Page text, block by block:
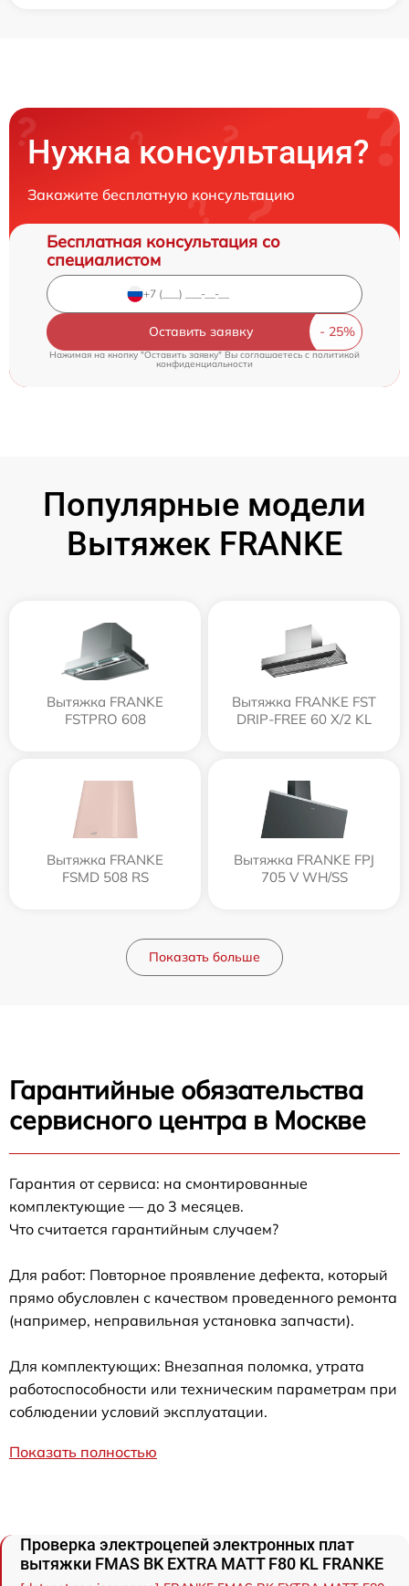
Нужна консультация?
Закажите бесплатную консультацию
Бесплатная консультация со
специалистом
Оставить заявку
Нажимая на кнопку "Оставить заявку" Вы соглашаетесь cполитикой
конфиденциальности
Популярные модели
Вытяжек FRANKE
Вытяжка FRANKE
FSTPRO 608
Вытяжка FRANKE FST
DRIP-FREE 60 X/2 KL
Вытяжка FRANKE
FSMD 508 RS
Вытяжка FRANKE FPJ
705 V WH/SS
Показать больше
Гарантийные обязательства
сервисного центра в Москве
Гарантия от сервиса: на смонтированные
комплектующие — до 3 месяцев.
Что считается гарантийным случаем?
Для работ: Повторное проявление дефекта, который
прямо обусловлен с качеством проведенного ремонта
(например, неправильная установка запчасти).
Для комплектующих: Внезапная поломка, утрата
работоспособности или техническим параметрам при
соблюдении условий эксплуатации.
Показать полностью
Проверка электроцепей электронных плат
вытяжки FMAS BK EXTRA MATT F80 KL FRANKE